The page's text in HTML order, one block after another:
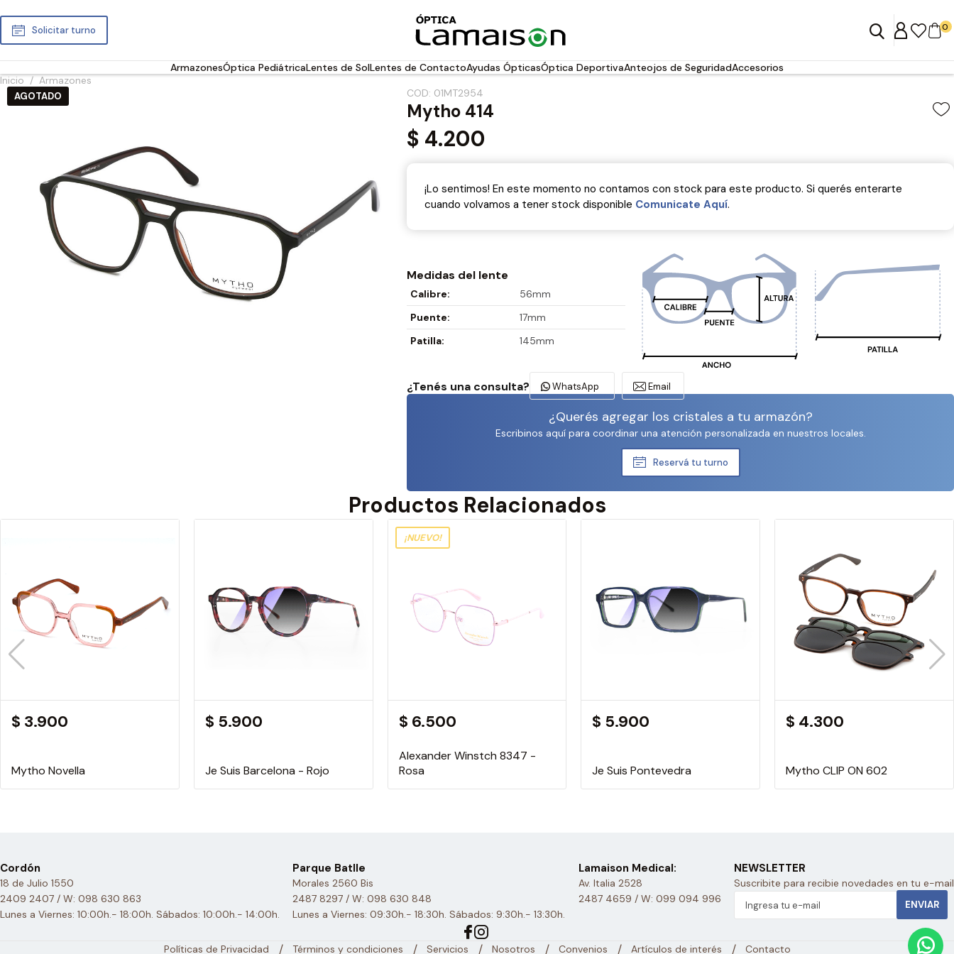
Solicitar turno 0
ArmazonesÓptica PediátricaLentes de SolLentes de ContactoAyudas ÓpticasÓptica DeportivaAnteojos de SeguridadAccesorios
Inicio / Armazones
AGOTADO COD: 01MT2954
Mytho 414
$ 4.200
¡Lo sentimos! En este momento no contamos con stock para este producto. Si querés enterarte
cuando volvamos a tener stock disponible Comunicate Aquí­.
Medidas del lente
Calibre:
56mm
Puente:
17mm
Patilla:
145mm
¿Tenés una consulta? WhatsApp Email
¿Querés agregar los cristales a tu armazón?
Escribinos aquí para coordinar una atención personalizada en nuestros locales.
Reservá tu turno
Productos Relacionados
$ 3.900
Mytho Novella
$ 5.900
Je Suis Barcelona - Rojo
¡NUEVO!
$ 6.500
Alexander Winstch 8347 -
Rosa
$ 5.900
Je Suis Pontevedra
$ 4.300
Mytho CLIP ON 602
Cordón
18 de Julio 1550
2409 2407 / W: 098 630 863
Lunes a Viernes: 10:00h.- 18:00h. Sábados: 10:00h.- 14:00h.
Parque Batlle
Morales 2560 Bis
2487 8297 / W: 098 630 848
Lunes a Viernes: 09:30h.- 18:30h. Sábados: 9:30h.- 13:30h.
Lamaison Medical:
Av. Italia 2528
2487 4659 / W: 099 094 996
NEWSLETTER
Suscribite para recibie novedades en tu e-mail
ENVIAR
Políticas de Privacidad / Términos y condiciones / Servicios / Nosotros / Convenios / Artículos de interés / Contacto